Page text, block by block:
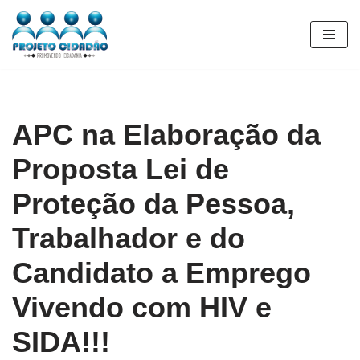
Pular
APC na Elaboração da
Proposta Lei de
Proteção da Pessoa,
Trabalhador e do
Candidato a Emprego
Vivendo com HIV e
SIDA!!!